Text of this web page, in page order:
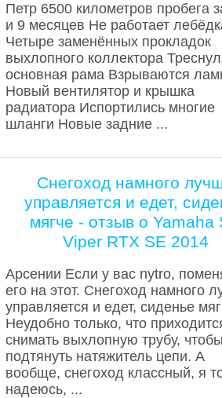
Петр 6500 километров пробега
и 9 месяцев Не работает
Четыре заменённых прокладок
выхлопного коллектора
основная рама Взрываются
Новый вентилятор и крышка
радиатора Испортились многие
шланги Новые задние ...
Снегоход намного
управляется и едет,
мягче - отзыв о Yamaha
Viper RTX SE 2014
Арсении Если у вас nytro,
его на этот. Снегоход намного
управляется и едет, сиденье
Неудобно только, что
снимать выхлопную трубу, чтобы
подтянуть натяжитель цепи. А
вообще, снегоход классный, я
надеюсь, ...